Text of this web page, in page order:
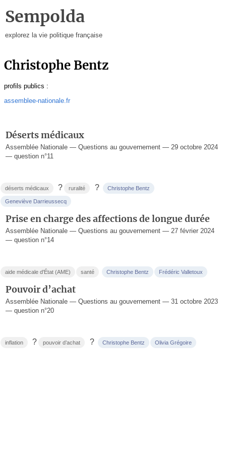
Sempolda
explorez la vie politique française
Christophe Bentz
profils publics :
assemblee-nationale.fr
Déserts médicaux
Assemblée Nationale — Questions au gouvernement — 29 octobre 2024
— question n°11
déserts médicaux ? ruralité ? Christophe Bentz
Geneviève Darrieussecq
Prise en charge des affections de longue durée
Assemblée Nationale — Questions au gouvernement — 27 février 2024
— question n°14
aide médicale d'État (AME) santé Christophe Bentz Frédéric Valletoux
Pouvoir d’achat
Assemblée Nationale — Questions au gouvernement — 31 octobre 2023
— question n°20
inflation ? pouvoir d’achat ? Christophe Bentz Olivia Grégoire